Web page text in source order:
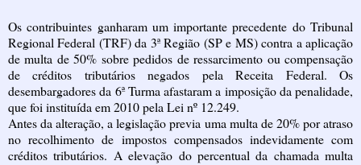
Os contribuintes ganharam um importante precedente do Tribunal
Regional Federal (TRF) da 3ª Região (SP e MS) contra a aplicação
de multa de 50% sobre pedidos de ressarcimento ou compensação
de créditos tributários negados pela Receita Federal. Os
desembargadores da 6ª Turma afastaram a imposição da penalidade,
que foi instituída em 2010 pela Lei nº 12.249.
Antes da alteração, a legislação previa uma multa de 20% por atraso
no recolhimento de impostos compensados indevidamente com
créditos tributários. A elevação do percentual da chamada multa